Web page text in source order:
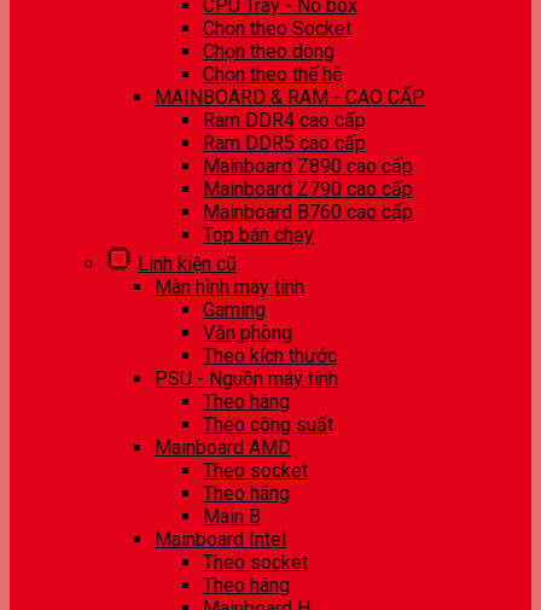
CPU Tray - No box
Chọn theo Socket
Chọn theo dòng
Chọn theo thế hệ
MAINBOARD & RAM - CAO CẤP
Ram DDR4 cao cấp
Ram DDR5 cao cấp
Mainboard Z890 cao cấp
Mainboard Z790 cao cấp
Mainboard B760 cao cấp
Top bán chạy
Linh kiện cũ
Màn hình máy tính
Gaming
Văn phòng
Theo kích thước
PSU - Nguồn máy tính
Theo hãng
Theo công suất
Mainboard AMD
Theo socket
Theo hãng
Main B
Mainboard Intel
Theo socket
Theo hãng